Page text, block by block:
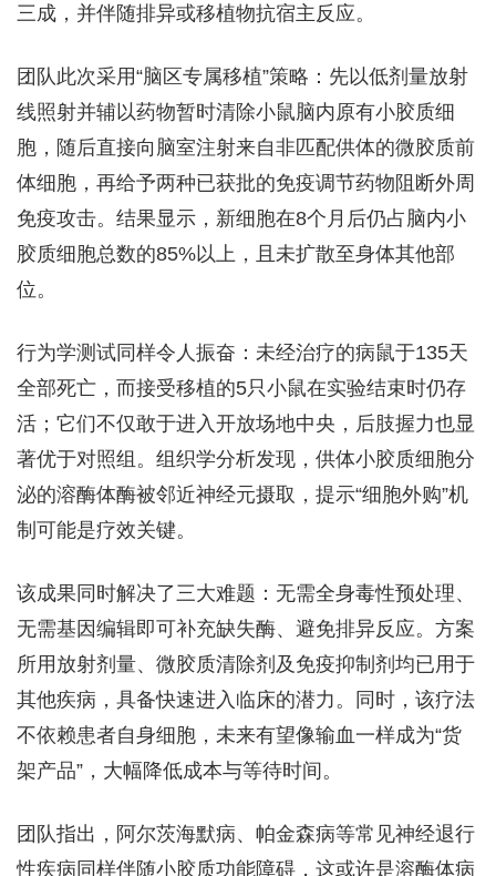
三成，并伴随排异或移植物抗宿主反应。
团队此次采用“脑区专属移植”策略：先以低剂量放射
线照射并辅以药物暂时清除小鼠脑内原有小胶质细
胞，随后直接向脑室注射来自非匹配供体的微胶质前
体细胞，再给予两种已获批的免疫调节药物阻断外周
免疫攻击。结果显示，新细胞在8个月后仍占脑内小
胶质细胞总数的85%以上，且未扩散至身体其他部
位。
行为学测试同样令人振奋：未经治疗的病鼠于135天
全部死亡，而接受移植的5只小鼠在实验结束时仍存
活；它们不仅敢于进入开放场地中央，后肢握力也显
著优于对照组。组织学分析发现，供体小胶质细胞分
泌的溶酶体酶被邻近神经元摄取，提示“细胞外购”机
制可能是疗效关键。
该成果同时解决了三大难题：无需全身毒性预处理、
无需基因编辑即可补充缺失酶、避免排异反应。方案
所用放射剂量、微胶质清除剂及免疫抑制剂均已用于
其他疾病，具备快速进入临床的潜力。同时，该疗法
不依赖患者自身细胞，未来有望像输血一样成为“货
架产品”，大幅降低成本与等待时间。
团队指出，阿尔茨海默病、帕金森病等常见神经退行
性疾病同样伴随小胶质功能障碍，这或许是溶酶体病